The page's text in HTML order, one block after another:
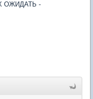
ОЖИДАТЬ -